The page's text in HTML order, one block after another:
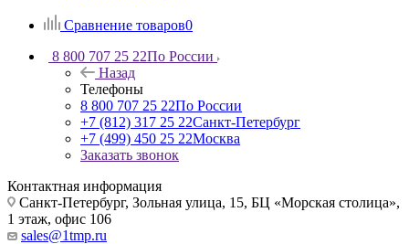
Сравнение товаров0
8 800 707 25 22По России
Назад
Телефоны
8 800 707 25 22По России
+7 (812) 317 25 22Санкт-Петербург
+7 (499) 450 25 22Москва
Заказать звонок
Контактная информация
Санкт-Петербург, Зольная улица, 15, БЦ «Морская столица»,
1 этаж, офис 106
sales@1tmp.ru